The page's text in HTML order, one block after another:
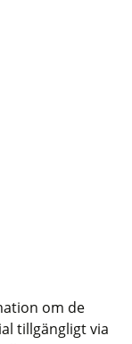
om de
tillgängligt via